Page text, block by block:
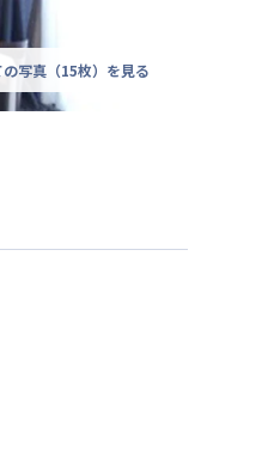
の写真（15枚）を見る